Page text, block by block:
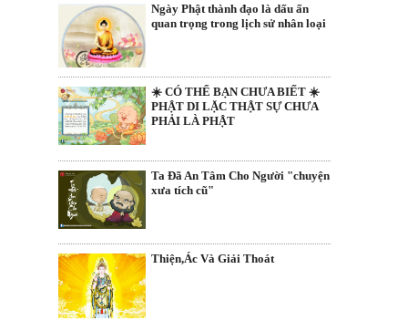
Ngày Phật thành đạo là dấu ấn
quan trọng trong lịch sử nhân loại
☀️ CÓ THỂ BẠN CHƯA BIẾT ☀️
PHẬT DI LẶC THẬT SỰ CHƯA
PHẢI LÀ PHẬT
Ta Đã An Tâm Cho Người "chuyện
xưa tích cũ"
Thiện,Ác Và Giải Thoát